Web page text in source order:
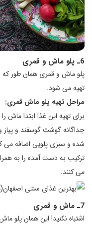
6ـ پلو ماش و قمری
پلو ماش و قمری همان طور که
تهیه می شود.
مراحل تهیه پلو ماش قمری:
برای تهیه این غذا ابتدا ماش
جداگانه گوشت گوسفند و
شده و سبزی پلویی اضافه می
ترکیب به دست آمده را به
می کنند.
7ـ ماش و قمری
اشتباه نکنید! این همان